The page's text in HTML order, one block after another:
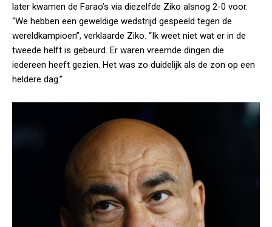
later kwamen de Farao’s via diezelfde Ziko alsnog 2-0 voor.
“We hebben een geweldige wedstrijd gespeeld tegen de
wereldkampioen”, verklaarde Ziko. “Ik weet niet wat er in de
tweede helft is gebeurd. Er waren vreemde dingen die
iedereen heeft gezien. Het was zo duidelijk als de zon op een
heldere dag.”